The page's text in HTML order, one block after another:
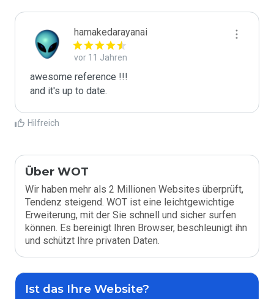
hamakedarayanai
vor 11 Jahren
awesome reference !!!
and it's up to date.
Hilfreich
Über WOT
Wir haben mehr als 2 Millionen Websites überprüft,
Tendenz steigend. WOT ist eine leichtgewichtige
Erweiterung, mit der Sie schnell und sicher surfen
können. Es bereinigt Ihren Browser, beschleunigt ihn
und schützt Ihre privaten Daten.
Ist das Ihre Website?